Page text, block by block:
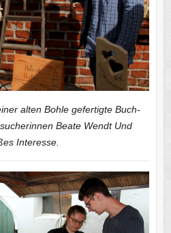
alten Bohle gefertigte Buch-
Beate Wendt Und
Interesse.